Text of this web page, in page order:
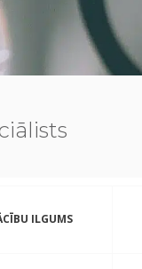
ILGUMS